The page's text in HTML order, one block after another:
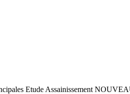
Etude Assainissement